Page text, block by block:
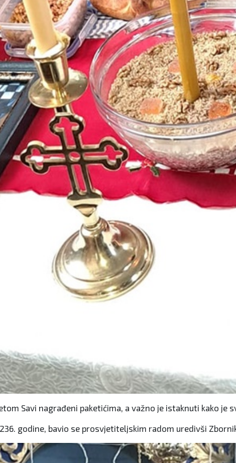
Savi nagrađeni paketićima, a važno je istaknuti kako je
godine, bavio se prosvjetiteljskim radom uredivši